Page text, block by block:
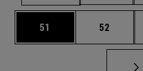
Página
51 Página
52